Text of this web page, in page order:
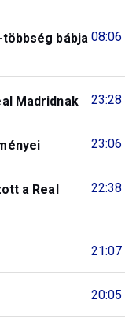
08:06
bábja
23:28
Madridnak
23:06
22:38
a Real
21:07
20:05